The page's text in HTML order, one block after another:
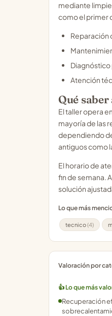
mediante
como el primer
Reparación
Atención
Qué
El taller opera
mayoría de las
dependiendo
antiguos como
El horario de
fin de semana.
solución
Lo que más
tecnico(4)
Valoración por
👍 Lo que más
Recuperación